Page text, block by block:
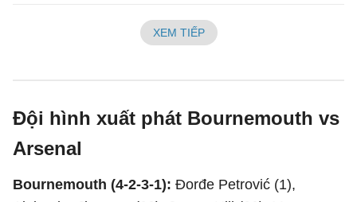
XEM TIẾP
Đội hình xuất phát Bournemouth vs
Arsenal
Bournemouth (4-2-3-1): Đorđe Petrović (1),